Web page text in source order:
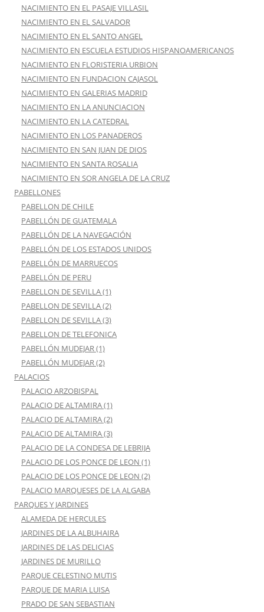
NACIMIENTO EN EL PASAJE VILLASIL
NACIMIENTO EN EL SALVADOR
NACIMIENTO EN EL SANTO ANGEL
NACIMIENTO EN ESCUELA ESTUDIOS HISPANOAMERICANOS
NACIMIENTO EN FLORISTERIA URBION
NACIMIENTO EN FUNDACION CAJASOL
NACIMIENTO EN GALERIAS MADRID
NACIMIENTO EN LA ANUNCIACION
NACIMIENTO EN LA CATEDRAL
NACIMIENTO EN LOS PANADEROS
NACIMIENTO EN SAN JUAN DE DIOS
NACIMIENTO EN SANTA ROSALIA
NACIMIENTO EN SOR ANGELA DE LA CRUZ
PABELLONES
PABELLON DE CHILE
PABELLÓN DE GUATEMALA
PABELLÓN DE LA NAVEGACIÓN
PABELLÓN DE LOS ESTADOS UNIDOS
PABELLÓN DE MARRUECOS
PABELLÓN DE PERU
PABELLON DE SEVILLA (1)
PABELLON DE SEVILLA (2)
PABELLON DE SEVILLA (3)
PABELLON DE TELEFONICA
PABELLÓN MUDEJAR (1)
PABELLÓN MUDEJAR (2)
PALACIOS
PALACIO ARZOBISPAL
PALACIO DE ALTAMIRA (1)
PALACIO DE ALTAMIRA (2)
PALACIO DE ALTAMIRA (3)
PALACIO DE LA CONDESA DE LEBRIJA
PALACIO DE LOS PONCE DE LEON (1)
PALACIO DE LOS PONCE DE LEON (2)
PALACIO MARQUESES DE LA ALGABA
PARQUES Y JARDINES
ALAMEDA DE HERCULES
JARDINES DE LA ALBUHAIRA
JARDINES DE LAS DELICIAS
JARDINES DE MURILLO
PARQUE CELESTINO MUTIS
PARQUE DE MARIA LUISA
PRADO DE SAN SEBASTIAN